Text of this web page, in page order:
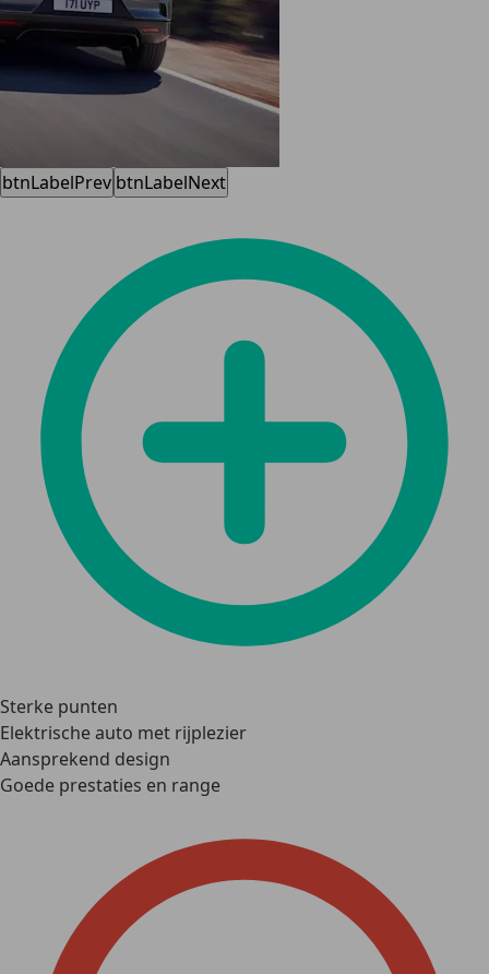
btnLabelPrev btnLabelNext
Sterke punten
Elektrische auto met rijplezier
Aansprekend design
Goede prestaties en range